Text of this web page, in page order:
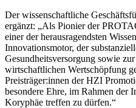
Der wissenschaftliche
ergänzt: „Als Pionier der
einer der herausragendsten
Innovationsmotor, der
Gesundheitsversorgung sowie
wirtschaftlichen Wertschöpfung
Preisträger:innen der HZI
besondere Ehre, im Rahmen der
Koryphäe treffen zu dürfen.“